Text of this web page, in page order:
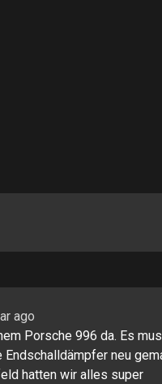
ago
Porsche 996 da. Es
Endschalldämpfer neu
hatten wir alles super